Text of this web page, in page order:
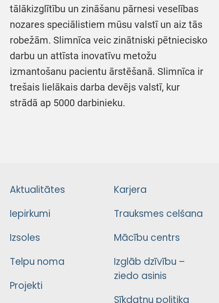
tālākizglītību un zināšanu pārnesi veselības
nozares speciālistiem mūsu valstī un aiz tās
robežām. Slimnīca veic zinātniski pētniecisko
darbu un attīsta inovatīvu metožu
izmantošanu pacientu ārstēšanā. Slimnīca ir
trešais lielākais darba devējs valstī, kur
strādā ap 5000 darbinieku.
Aktualitātes
Iepirkumi
Izsoles
Telpu noma
Projekti
Karjera
Trauksmes celšana
Mācību centrs
Izglāb dzīvību –
ziedo asinis
Sīkdatņu politika